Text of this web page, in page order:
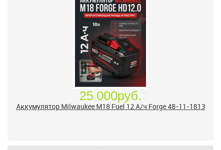
25 000руб.
Аккумулятор Milwaukee M18 Fuel 12 А/ч Forge 48-11-1813